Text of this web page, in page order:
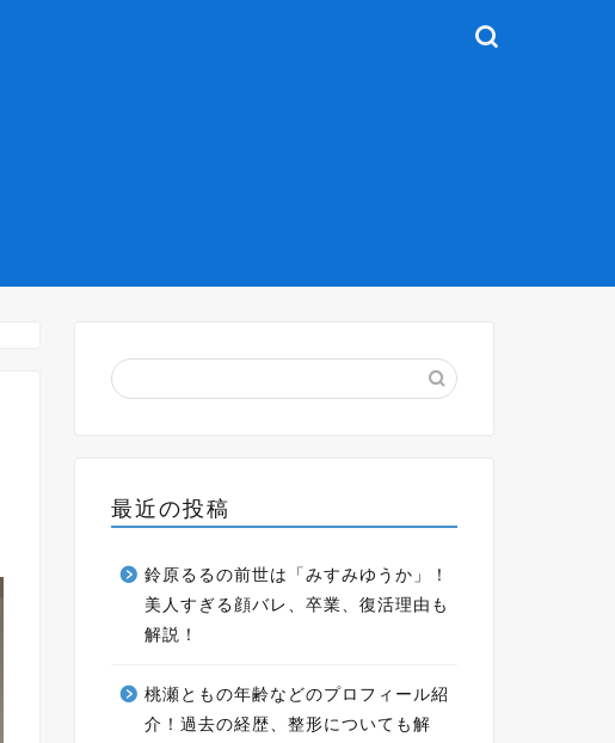
最近の投稿
鈴原るるの前世は「みすみゆうか」！
美人すぎる顔バレ、卒業、復活理由も
解説！
桃瀬ともの年齢などのプロフィール紹
介！過去の経歴、整形についても解